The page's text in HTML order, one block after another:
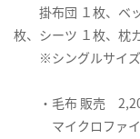
掛布団 １枚、ベッ
枚、シーツ １枚、枕
※シングルサイズ
・毛布 販売
マイクロファイ